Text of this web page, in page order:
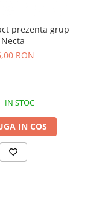
prezenta grup
Necta
RON
IN STOC
IN COS